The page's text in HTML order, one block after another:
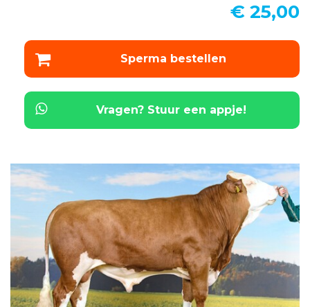
€ 25,00
Sperma bestellen
Vragen? Stuur een appje!